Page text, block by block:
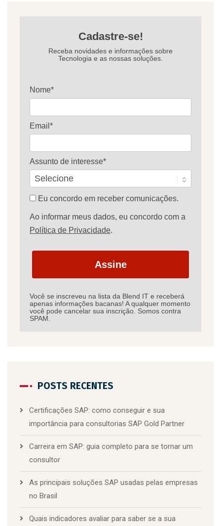
Cadastre-se!
Receba novidades e informações sobre
Tecnologia e as nossas soluções.
Nome*
Email*
Assunto de interesse*
Eu concordo em receber comunicações.
Ao informar meus dados, eu concordo com a
Política de Privacidade.
Assine
Você se inscreveu na lista da Blend IT e receberá
apenas informações bacanas! A qualquer momento
você pode cancelar sua inscrição. Somos contra
SPAM.
POSTS RECENTES
Certificações SAP: como conseguir e sua
importância para consultorias SAP Gold Partner
Carreira em SAP: guia completo para se tornar um
consultor
As principais soluções SAP usadas pelas empresas
no Brasil
Quais indicadores avaliar para saber se a sua